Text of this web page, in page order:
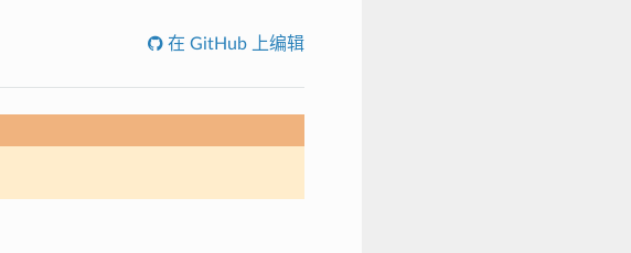
在 GitHub 上编辑